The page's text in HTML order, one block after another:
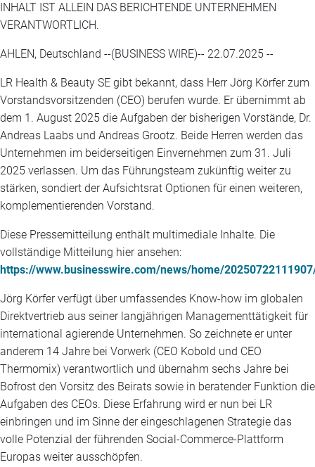
INHALT IST ALLEIN DAS BERICHTENDE UNTERNEHMEN
VERANTWORTLICH.
AHLEN, Deutschland --(BUSINESS WIRE)-- 22.07.2025 --
LR Health & Beauty SE gibt bekannt, dass Herr Jörg Körfer zum
Vorstandsvorsitzenden (CEO) berufen wurde. Er übernimmt ab
dem 1. August 2025 die Aufgaben der bisherigen Vorstände, Dr.
Andreas Laabs und Andreas Grootz. Beide Herren werden das
Unternehmen im beiderseitigen Einvernehmen zum 31. Juli
2025 verlassen. Um das Führungsteam zukünftig weiter zu
stärken, sondiert der Aufsichtsrat Optionen für einen weiteren,
komplementierenden Vorstand.
Diese Pressemitteilung enthält multimediale Inhalte. Die
vollständige Mitteilung hier ansehen:
https://www.businesswire.com/news/home/
Jörg Körfer verfügt über umfassendes Know-how im globalen
Direktvertrieb aus seiner langjährigen Managementtätigkeit für
international agierende Unternehmen. So zeichnete er unter
anderem 14 Jahre bei Vorwerk (CEO Kobold und CEO
Thermomix) verantwortlich und übernahm sechs Jahre bei
Bofrost den Vorsitz des Beirats sowie in beratender Funktion die
Aufgaben des CEOs. Diese Erfahrung wird er nun bei LR
einbringen und im Sinne der eingeschlagenen Strategie das
volle Potenzial der führenden Social-Commerce-Plattform
Europas weiter ausschöpfen.